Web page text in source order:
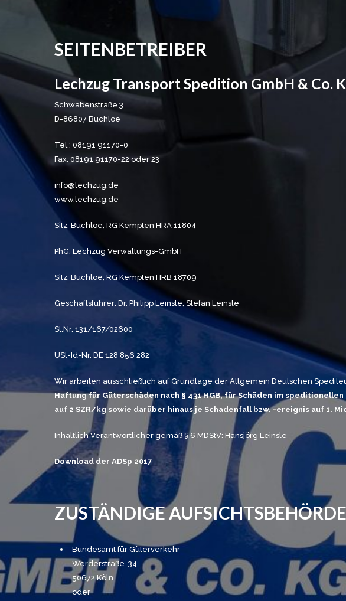
SEITENBETREIBER
Lechzug Transport Spedition GmbH & Co.
Schwabenstraße 3
D-86807 Buchloe
Tel.: 08191 91170-0
Fax: 08191 91170-22 oder 23
info@lechzug.de
www.lechzug.de
Sitz: Buchloe, RG Kempten HRA 11804
PhG: Lechzug Verwaltungs-GmbH
Sitz: Buchloe, RG Kempten HRB 18709
Geschäftsführer: Dr. Philipp Leinsle, Stefan Leinsle
St.Nr. 131/167/02600
USt-Id-Nr. DE 128 856 282
Wir arbeiten ausschließlich auf Grundlage der Allgemein Deutschen
Haftung für Güterschäden nach § 431 HGB, für Schäden im
auf 2 SZR/kg sowie darüber hinaus je Schadenfall bzw. -ereignis auf 1.
Inhaltlich Verantwortlicher gemäß § 6 MDStV: Hansjörg Leinsle
Download der ADSp 2017
ZUSTÄNDIGE
Bundesamt für Güterverkehr
Werderstraße 34
50672 Köln
oder